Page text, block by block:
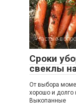
Частые
Сроки
свеклы
От выбора
хорошо и долго
Выкопанные